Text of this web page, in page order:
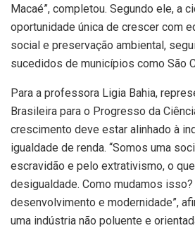
Macaé”, completou. Segundo ele, a
oportunidade única de crescer com
social e preservação ambiental,
sucedidos de municípios como São
Para a professora Ligia Bahia,
Brasileira para o Progresso da
crescimento deve estar alinhado à
igualdade de renda. “Somos uma
escravidão e pelo extrativismo, o
desigualdade. Como mudamos isso?
desenvolvimento e modernidade”,
uma indústria não poluente e